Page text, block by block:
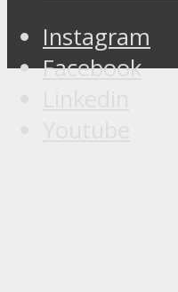
Instagram
Facebook